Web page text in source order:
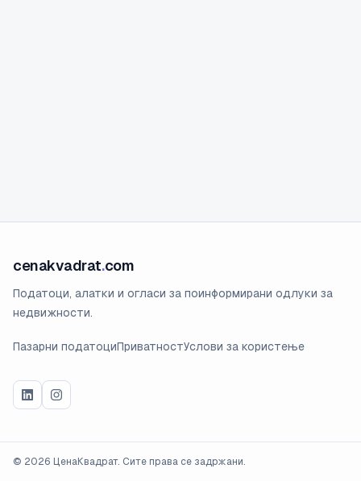
cenakvadrat.com
Податоци, алатки и огласи за поинформирани одлуки за
недвижности.
Пазарни податоциПриватностУслови за користење
© 2026 ЦенаКвадрат. Сите права се задржани.